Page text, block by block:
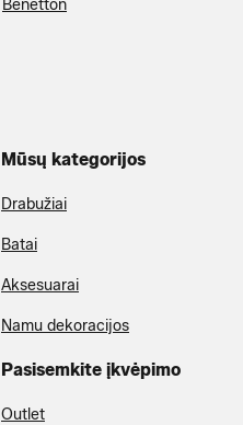
Benetton
Mūsų kategorijos
Drabužiai
Batai
Aksesuarai
Namu dekoracijos
Pasisemkite įkvėpimo
Outlet